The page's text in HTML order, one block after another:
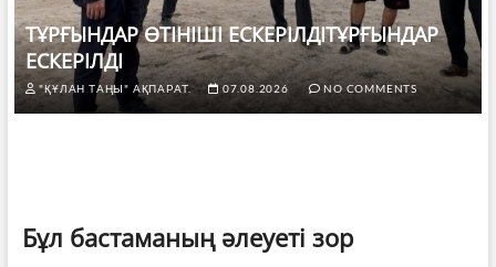
ТҰРҒЫНДАР ӨТІНІШІ ЕСКЕРІЛДІТҰРҒЫНДАР
ЕСКЕРІЛДІ
"ҚҰЛАН ТАҢЫ" АҚПАРАТ. 07.08.2026 NO COMMENTS
Бұл бастаманың әлеуеті зор